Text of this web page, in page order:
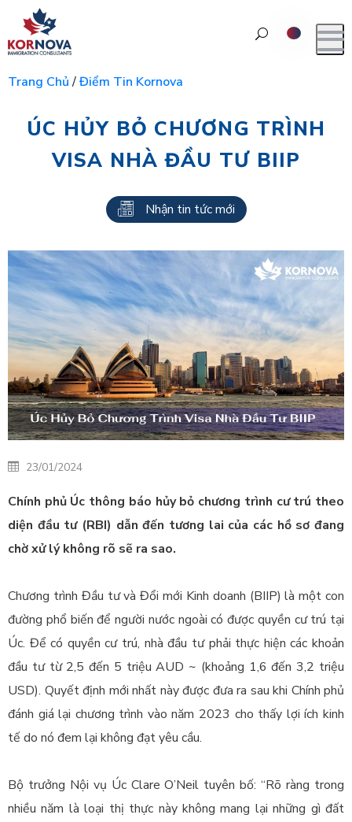
Trang Chủ/Điểm Tin Kornova
ÚC HỦY BỎ CHƯƠNG TRÌNH
VISA NHÀ ĐẦU TƯ BIIP
Nhận tin tức mới
23/01/2024
Chính phủ Úc thông báo hủy bỏ chương trình cư trú theo
diện đầu tư (RBI) dẫn đến tương lai của các hồ sơ đang
chờ xử lý không rõ sẽ ra sao.
Chương trình Đầu tư và Đổi mới Kinh doanh (BIIP) là một con
đường phổ biến để người nước ngoài có được quyền cư trú tại
Úc. Để có quyền cư trú, nhà đầu tư phải thực hiện các khoản
đầu tư từ 2,5 đến 5 triệu AUD ~ (khoảng 1,6 đến 3,2 triệu
USD). Quyết định mới nhất này được đưa ra sau khi Chính phủ
đánh giá lại chương trình vào năm 2023 cho thấy lợi ích kinh
tế do nó đem lại không đạt yêu cầu.
Bộ trưởng Nội vụ Úc Clare O’Neil tuyên bố: “Rõ ràng trong
nhiều năm là loại thị thực này không mang lại những gì đất